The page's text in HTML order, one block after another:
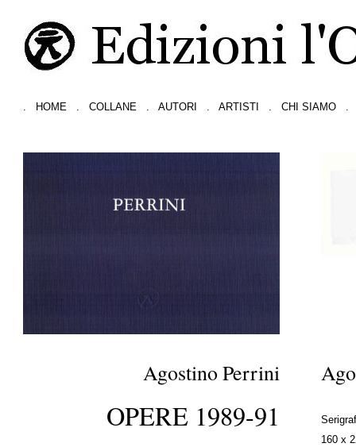
HOME COLLANE AUTORI ARTISTI CHI SIAMO
Agostino Perrini
OPERE 1989-91
160 x